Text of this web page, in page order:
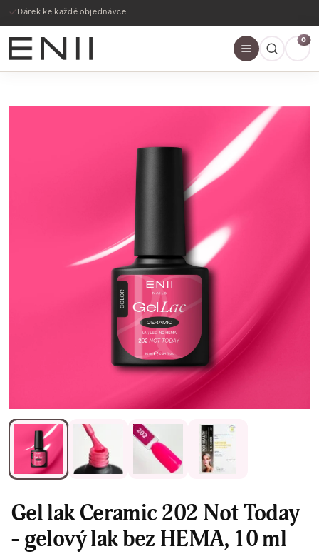
Dárek ke každé objednávce
0
Gel lak Ceramic 202 Not Today
- gelový lak bez HEMA, 10 ml